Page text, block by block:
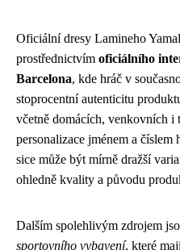
Oficiální dresy Lamineho
prostřednictvím oficiálního
Barcelona, kde hráč v
stoprocentní autenticitu
včetně domácích, venkovních i
personalizace jménem a
sice může být mírně dražší
ohledně kvality a původu
Dalším spolehlivým zdrojem
sportovního vybavení, které